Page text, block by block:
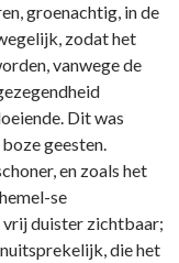
groenachtig, in de
zodat het
vanwege de
Dit was
geesten.
en zoals het
se
vrij duister zichtbaar;
die het